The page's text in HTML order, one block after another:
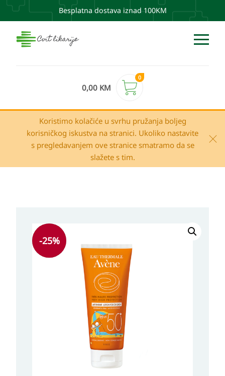
Besplatna dostava iznad 100KM
0,00 KM
0
Koristimo kolačiće u svrhu pružanja boljeg
korisničkog iskustva na stranici. Ukoliko nastavite
s pregledavanjem ove stranice smatramo da se
slažete s tim.
-25%
cijena
cijena
30,45 KM.